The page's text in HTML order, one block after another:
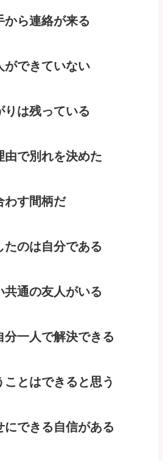
から連絡が来る
ができていない
りは残っている
由で別れを決めた
わす間柄だ
たのは自分である
共通の友人がいる
分一人で解決できる
とはできると思う
にできる自信がある